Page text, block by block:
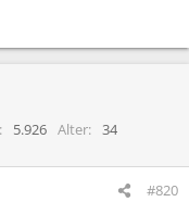
5.926 Alter
34
#820